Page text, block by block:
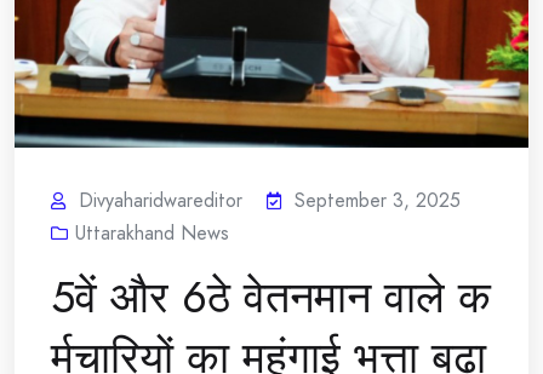
Divyaharidwareditor
September 3, 2025
Uttarakhand News
5वें और 6ठे वेतनमान वाले क
र्मचारियों का महंगाई भत्ता बढ़ा